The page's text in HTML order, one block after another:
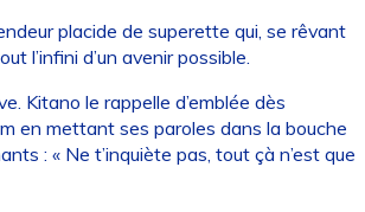
placide de superette qui, se rêvant
l’infini d’un avenir possible.
Kitano le rappelle d’emblée dès
en mettant ses paroles dans la bouche
: « Ne t’inquiète pas, tout çà n’est que